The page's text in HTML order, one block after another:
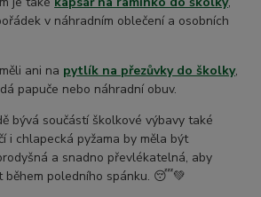
v náhradním oblečení a osobních
ani na pytlík na přezůvky do školky,
papuče nebo náhradní obuv.
bývá součástí školkové výbavy také
i chlapecká pyžama by měla být
a snadno převlékatelná, aby
během poledního spánku. 😴💚